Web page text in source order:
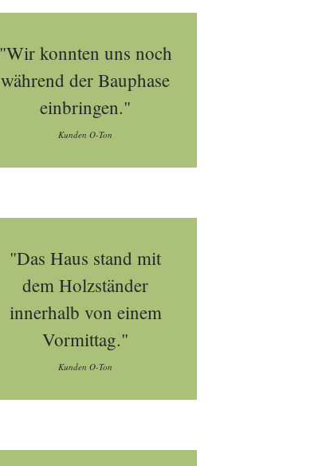
"Wir konnten uns noch
während der Bauphase
einbringen."
Kunden O-Ton
"Das Haus stand mit
dem Holzständer
innerhalb von einem
Vormittag."
Kunden O-Ton